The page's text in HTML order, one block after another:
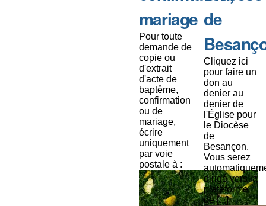
mariage
Pour toute
demande de
copie ou
d'extrait
d'acte de
baptême,
confirmation
ou de
mariage,
écrire
uniquement
par voie
postale à :
de
Cliquez ici
pour faire un
don au
denier au
denier de
l'Église pour
le Diocèse
de
Besançon.
Vous serez
dirigé vers la
plateforme
de [...]